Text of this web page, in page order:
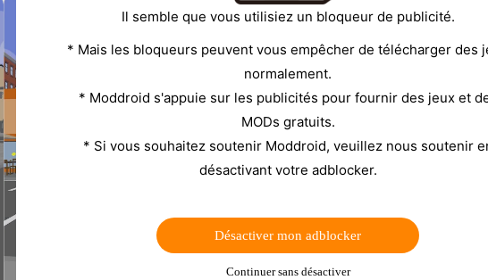
Il semble que vous utilisiez un bloqueur de publicité.
* Mais les bloqueurs peuvent vous empêcher de télécharger des
normalement.
* Moddroid s'appuie sur les publicités pour fournir des jeux et
MODs gratuits.
* Si vous souhaitez soutenir Moddroid, veuillez nous soutenir
désactivant votre adblocker.
Désactiver mon adblocker
Continuer sans désactiver